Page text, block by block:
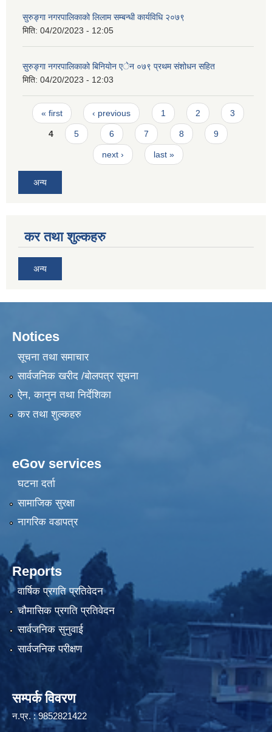
सुरुङ्गा नगरपालिकाको लिलाम सम्बन्धी कार्यविधि २०७९
मिति: 04/20/2023 - 12:05
सुरुङ्गा नगरपालिकाको बिनियोन एेन ०७९ प्रथम संशोधन सहित
मिति: 04/20/2023 - 12:03
Pages
« first ‹ previous 1 2 3
4 5 6 7 8 9
next › last »
अन्य
कर तथा शुल्कहरु
अन्य
Notices
सूचना तथा समाचार
सार्वजनिक खरीद /बोलपत्र सूचना
ऐन, कानुन तथा निर्देशिका
कर तथा शुल्कहरु
eGov services
घटना दर्ता
सामाजिक सुरक्षा
नागरिक वडापत्र
Reports
वार्षिक प्रगति प्रतिवेदन
चौमासिक प्रगति प्रतिवेदन
सार्वजनिक सुनुवाई
सार्वजनिक परीक्षण
सम्पर्क विवरण
न.प्र. : 9852821422